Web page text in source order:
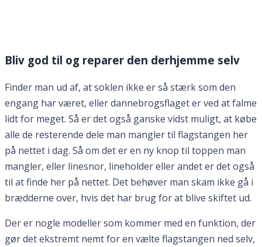
Bliv god til og reparer den derhjemme selv
Finder man ud af, at soklen ikke er så stærk som den
engang har været, eller dannebrogsflaget er ved at falme
lidt for meget. Så er det også ganske vidst muligt, at købe
alle de resterende dele man mangler til flagstangen her
på nettet i dag. Så om det er en ny knop til toppen man
mangler, eller linesnor, lineholder eller andet er det også
til at finde her på nettet. Det behøver man skam ikke gå i
brædderne over, hvis det har brug for at blive skiftet ud.
Der er nogle modeller som kommer med en funktion, der
gør det ekstremt nemt for en vælte flagstangen ned selv,